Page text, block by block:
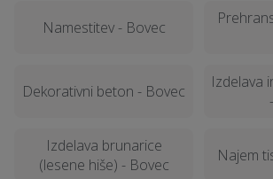
Namestitev - Bovec
Dekorativni beton - Bovec
Izdelava
Izdelava brunarice
(lesene hiše) - Bovec
Najem